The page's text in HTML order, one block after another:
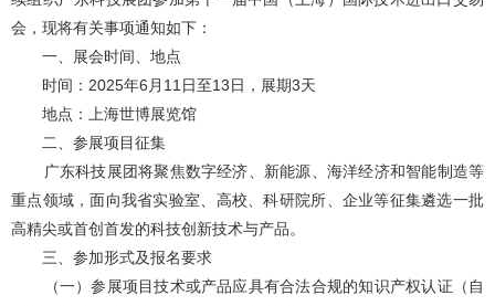
会，现将有关事项通知如下：
一、展会时间、地点
时间：2025年6月11日至13日，展期3天
地点：上海世博展览馆
二、参展项目征集
广东科技展团将聚焦数字经济、新能源、海洋经济和智能制造等
重点领域，面向我省实验室、高校、科研院所、企业等征集遴选一批
高精尖或首创首发的科技创新技术与产品。
三、参加形式及报名要求
（一）参展项目技术或产品应具有合法合规的知识产权认证（自